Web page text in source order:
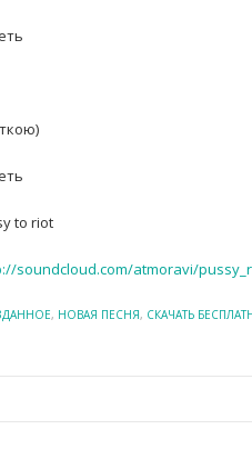
to riot
soundcloud.com/atmoravi/
, НОВАЯ ПЕСНЯ, СКАЧАТЬ